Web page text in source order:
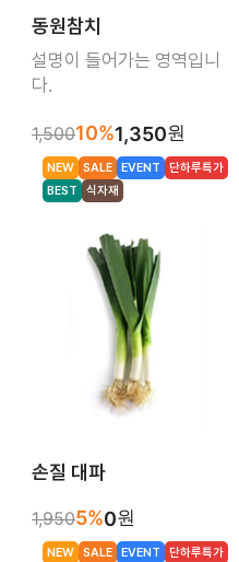
동원참치
설명이 들어가는 영역입니
다.
1,50010%1,350원
NEW SALE EVENT
단하루특가
BEST
식자재
손질 대파
1,9505%0원
NEW SALE EVENT
단하루특가